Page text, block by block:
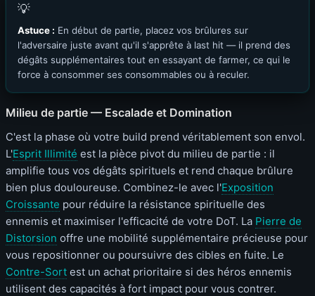
💡
Astuce : En début de partie, placez vos brûlures sur
l'adversaire juste avant qu'il s'apprête à last hit — il prend des
dégâts supplémentaires tout en essayant de farmer, ce qui le
force à consommer ses consommables ou à reculer.
Milieu de partie — Escalade et Domination
C'est la phase où votre build prend véritablement son envol.
L'Esprit Illimité est la pièce pivot du milieu de partie : il
amplifie tous vos dégâts spirituels et rend chaque brûlure
bien plus douloureuse. Combinez-le avec l'Exposition
Croissante pour réduire la résistance spirituelle des
ennemis et maximiser l'efficacité de votre DoT. La Pierre de
Distorsion offre une mobilité supplémentaire précieuse pour
vous repositionner ou poursuivre des cibles en fuite. Le
Contre-Sort est un achat prioritaire si des héros ennemis
utilisent des capacités à fort impact pour vous contrer.